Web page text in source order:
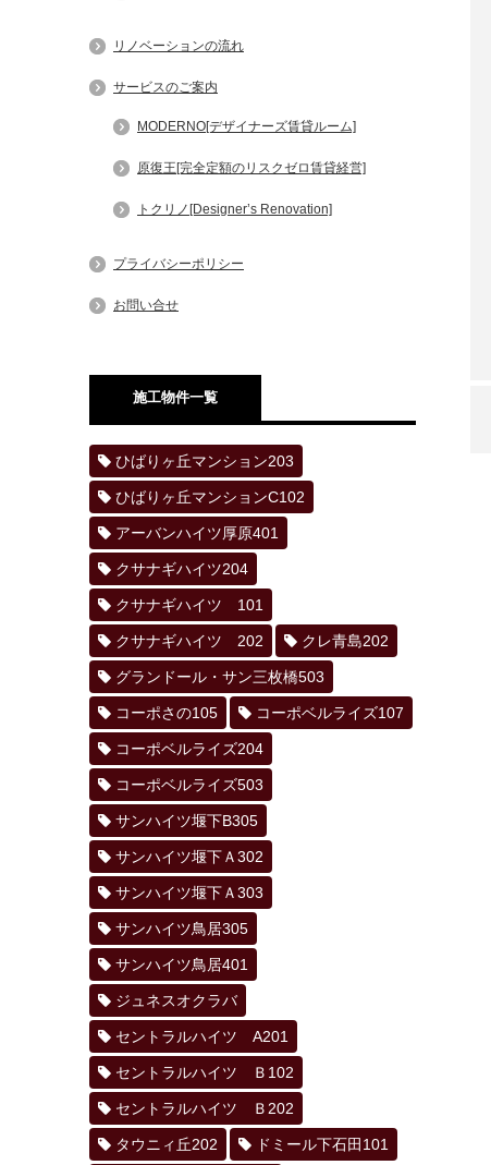
リノベーションの流れ
サービスのご案内
MODERNO[デザイナーズ賃貸ルーム]
原復王[完全定額のリスクゼロ賃貸経営]
トクリノ[Designer’s Renovation]
プライバシーポリシー
お問い合せ
施工物件一覧
ひばりヶ丘マンション203
ひばりヶ丘マンションC102
アーバンハイツ厚原401
クサナギハイツ204
クサナギハイツ 101
クサナギハイツ 202 クレ青島202
グランドール・サン三枚橋503
コーポさの105 コーポベルライズ107
コーポベルライズ204
コーポベルライズ503
サンハイツ堰下B305
サンハイツ堰下Ａ302
サンハイツ堰下Ａ303
サンハイツ鳥居305
サンハイツ鳥居401
ジュネスオクラバ
セントラルハイツ A201
セントラルハイツ Ｂ102
セントラルハイツ Ｂ202
タウニィ丘202 ドミール下石田101